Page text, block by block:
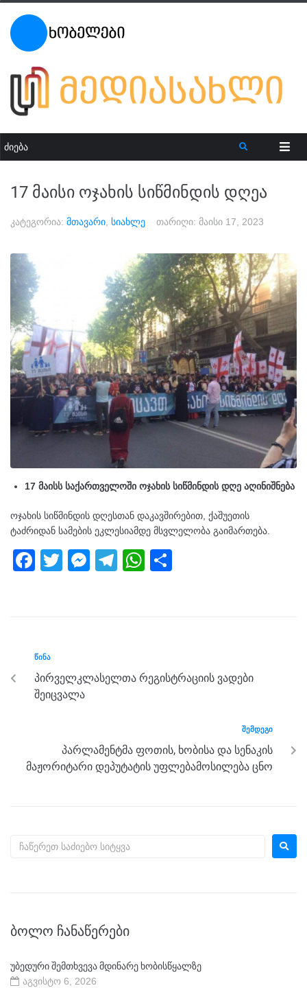
17 მაისი ოჯახის სიწმინდის დღეა
კატეგორია: მთავარი სიახლე თარიღი: მაისი 17, 2023
17 მაისს საქართველოში ოჯახის სიწმინდის დღე აღინიშნება
ოჯახის სიწმინდის დღესთან დაკავშირებით, ქაშუეთის
ტაძრიდან სამების ეკლესიამდე მსვლელობა გაიმართება.
F
b
o
o
T
M
g
er
T
m
W
p
p
ᲬᲘᲜᲐ
პირველკლასელთა რეგისტრაციის ვადები
შეიცვალა
ᲨᲔᲛᲓᲔᲒᲘ
პარლამენტმა ფოთის, ხობისა და სენაკის
მაჟორიტარი დეპუტატის უფლებამოსილება ცნო
ᲑᲝᲚᲝ ᲩᲐᲜᲐᲬᲔᲠᲔᲑᲘ
უბედური შემთხვევა მდინარე ხობისწყალზე
აგვისტო 6, 2026